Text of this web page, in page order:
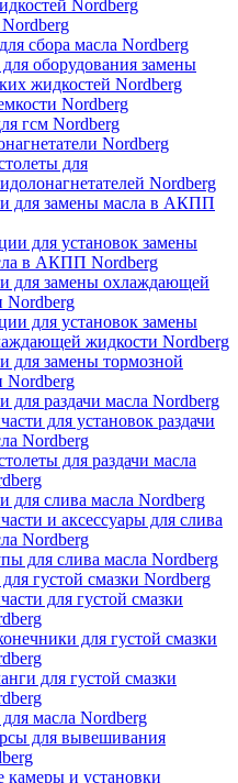
Nordberg
сбора масла Nordberg
для оборудования замены
жидкостей Nordberg
Nordberg
гсм Nordberg
Nordberg
для
Nordberg
для замены масла в АКПП
для установок замены
в АКПП Nordberg
для замены охлаждающей
Nordberg
для установок замены
жидкости Nordberg
для замены тормозной
Nordberg
для раздачи масла Nordberg
для установок раздачи
Nordberg
для раздачи масла
для слива масла Nordberg
и аксессуары для слива
Nordberg
для слива масла Nordberg
густой смазки Nordberg
для густой смазки
для густой смазки
для густой смазки
масла Nordberg
для вывешивания
камеры и установки